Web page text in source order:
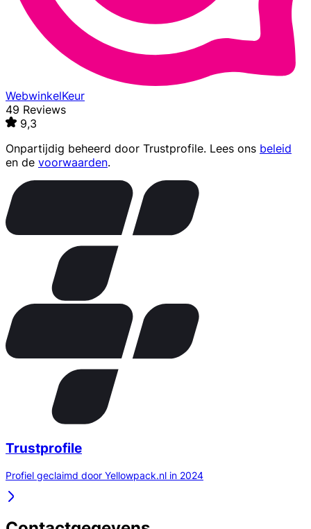
WebwinkelKeur
49 Reviews
9,3
Onpartijdig beheerd door Trustprofile. Lees ons beleid
en de voorwaarden.
Trustprofile
Profiel geclaimd door Yellowpack.nl in 2024